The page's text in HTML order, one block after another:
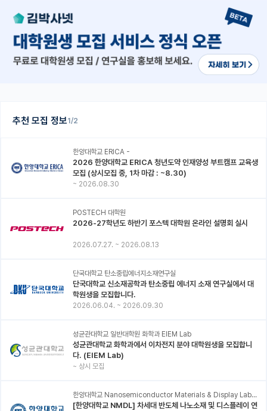
추천 모집 정보1/2
한양대학교 ERICA -
2026 한양대학교 ERICA 청년도약 인재양성 부트캠프 교육생
모집 (상시모집 중, 1차 마감 : ~8.30)
~ 2026.08.30
POSTECH 대학원
2026-27학년도 하반기 포스텍 대학원 온라인 설명회 실시
2026.07.27. ~ 2026.08.13
단국대학교 탄소중립에너지소재연구실
단국대학교 신소재공학과 탄소중립 에너지 소재 연구실에서 대
학원생을 모집합니다.
2026.06.04. ~ 2026.09.30
성균관대학교 일반대학원 화학과 EIEM Lab
성균관대학교 화학과에서 이차전지 분야 대학원생을 모집합니
다. (EIEM Lab)
~ 상시 모집
한양대학교 Nanosemiconductor Materials & Display Laboratory
[한양대학교 NMDL] 차세대 반도체 나노소재 및 디스플레이 연